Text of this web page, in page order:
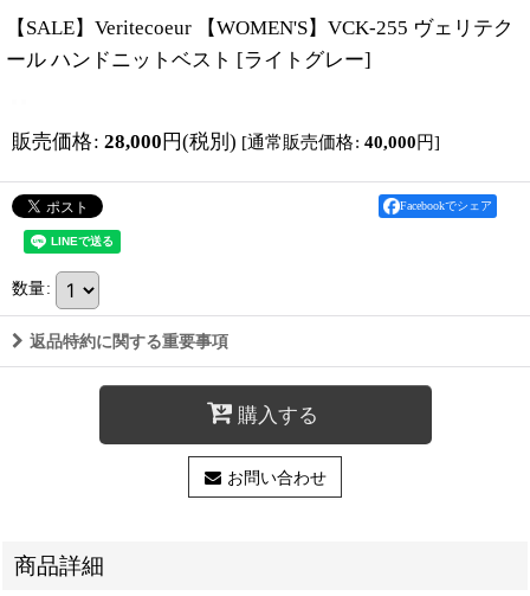
【SALE】Veritecoeur 【WOMEN'S】VCK-255 ヴェリテク
ール ハンドニットベスト [ライトグレー]
販売価格: 28,000 円(税別) [通常販売価格: 40,000円]
Facebookでシェア
数量:
返品特約に関する重要事項
購入する
お問い合わせ
商品詳細